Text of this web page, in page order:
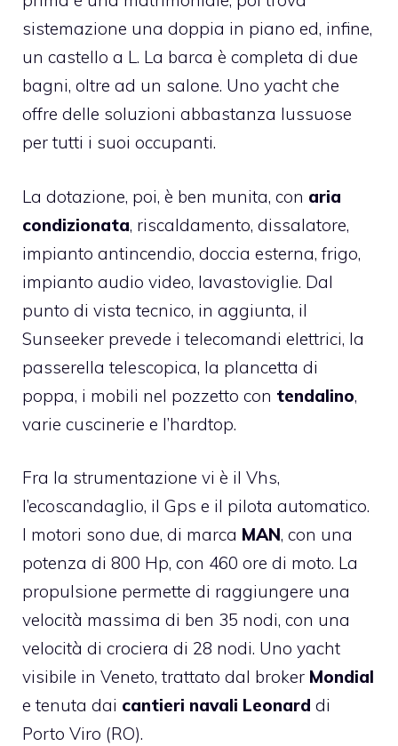
sistemazione una doppia in piano ed, infine,
un castello a L. La barca è completa di due
bagni, oltre ad un salone. Uno yacht che
offre delle soluzioni abbastanza lussuose
per tutti i suoi occupanti.
La dotazione, poi, è ben munita, con aria
condizionata, riscaldamento, dissalatore,
impianto antincendio, doccia esterna, frigo,
impianto audio video, lavastoviglie. Dal
punto di vista tecnico, in aggiunta, il
Sunseeker prevede i telecomandi elettrici, la
passerella telescopica, la plancetta di
poppa, i mobili nel pozzetto con tendalino,
varie cuscinerie e l’hardtop.
Fra la strumentazione vi è il Vhs,
l’ecoscandaglio, il Gps e il pilota automatico.
I motori sono due, di marca MAN, con una
potenza di 800 Hp, con 460 ore di moto. La
propulsione permette di raggiungere una
velocità massima di ben 35 nodi, con una
velocità di crociera di 28 nodi. Uno yacht
visibile in Veneto, trattato dal broker Mondial
e tenuta dai cantieri navali Leonard di
Porto Viro (RO).